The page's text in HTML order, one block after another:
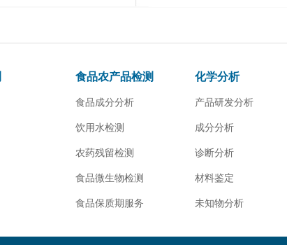
食品农产品检测
食品成分分析
饮用水检测
农药残留检测
食品微生物检测
食品保质期服务
化学分析
产品研发分析
成分分析
诊断分析
材料鉴定
未知物分析